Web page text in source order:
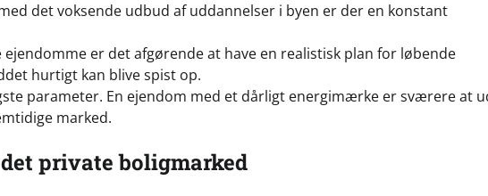
det voksende udbud af uddannelser i byen er der en konstant
er det afgørende at have en realistisk plan for løbende
hurtigt kan blive spist op.
parameter. En ejendom med et dårligt energimærke er sværere at
marked.
private boligmarked